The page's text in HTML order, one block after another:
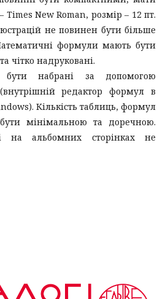
Times New Roman, розмір – 12 пт.
не повинен бути більше
формули мають бути
чітко надруковані.
набрані за допомогою
редактор формул в
Кількість таблиць, формул
мінімальною та доречною.
на альбомних сторінках не